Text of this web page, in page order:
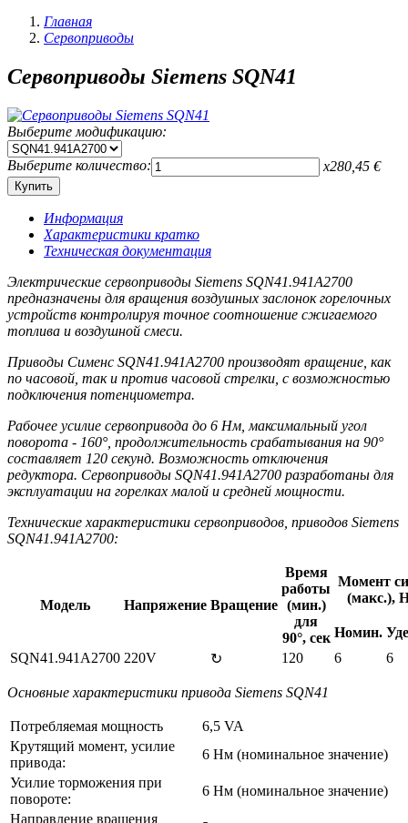
Главная
Сервоприводы
Сервоприводы Siemens SQN41
Выберите модификацию:
Выберите количество: x280,45 €
Информация
Характеристики кратко
Техническая документация
Электрические сервоприводы Siemens SQN41.941A2700
предназначены для вращения воздушных заслонок горелочных
устройств контролируя точное соотношение сжигаемого
топлива и воздушной смеси.
Приводы Сименс SQN41.941A2700 производят вращение, как
по часовой, так и против часовой стрелки, с возможностью
подключения потенциометра.
Рабочее усилие сервопривода до 6 Нм, максимальный угол
поворота - 160°, продолжительность срабатывания на 90°
составляет 120 секунд. Возможность отключения
редуктора. Сервоприводы SQN41.941A2700 разработаны для
эксплуатации на горелках малой и средней мощности.
Технические характеристики сервоприводов, приводов Siemens
SQN41.941A2700:
Модель Напряжение Вращение
Время
работы
(мин.)
для
90°, сек
Момент
(макс.),
Номин.
SQN41.941A2700 220V ↻ 120 6 6
Основные характеристики привода Siemens SQN41
Потребляемая мощность
6,5 VA
Крутящий момент, усилие
привода:
6 Нм (номинальное значение)
Усилие торможения при
повороте:
6 Нм (номинальное значение)
Направление вращения